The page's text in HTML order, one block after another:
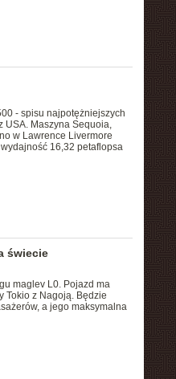
- spisu najpotężniejszych
USA. Maszyna Sequoia,
w Lawrence Livermore
16,32 petaflopsa
świecie
maglev L0. Pojazd ma
Tokio z Nagoją. Będzie
a jego maksymalna